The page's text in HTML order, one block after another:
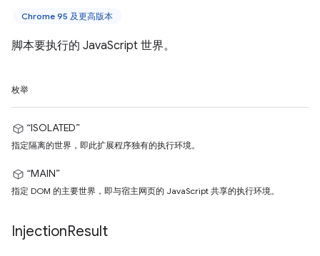
Chrome 95 及更高版本
脚本要执行的 JavaScript 世界。
枚举
“ISOLATED”
指定隔离的世界，即此扩展程序独有的执行环境。
“MAIN”
指定 DOM 的主要世界，即与宿主网页的 JavaScript 共享的执行环境。
InjectionResult